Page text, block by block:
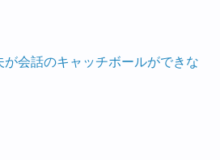
会話のキャッチボールができな